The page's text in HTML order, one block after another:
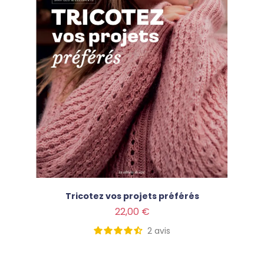
Tricotez vos projets préférés
22,00 €
2 avis